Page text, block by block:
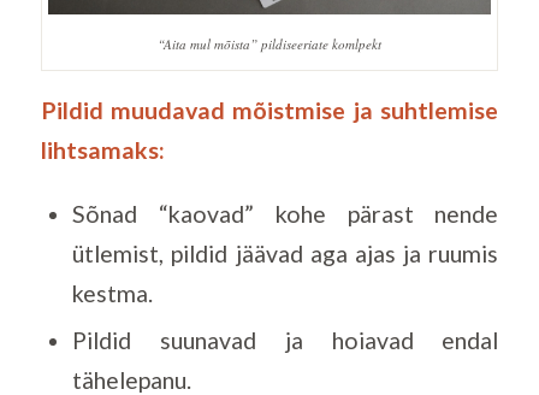
“Aita mul mõista” pildiseeriate komlpekt
Pildid muudavad mõistmise ja suhtlemise
lihtsamaks:
Sõnad “kaovad” kohe pärast nende
ütlemist, pildid jäävad aga ajas ja ruumis
kestma.
Pildid suunavad ja hoiavad endal
tähelepanu.